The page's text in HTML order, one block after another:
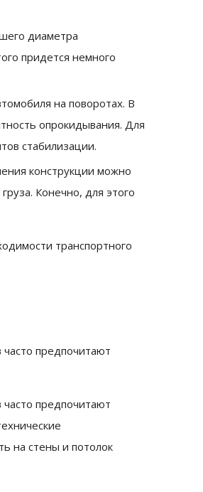
диаметра
придется немного
на поворотах. В
опрокидывания. Для
стабилизации.
конструкции можно
Конечно, для этого
транспортного
предпочитают
предпочитают
на стены и потолок